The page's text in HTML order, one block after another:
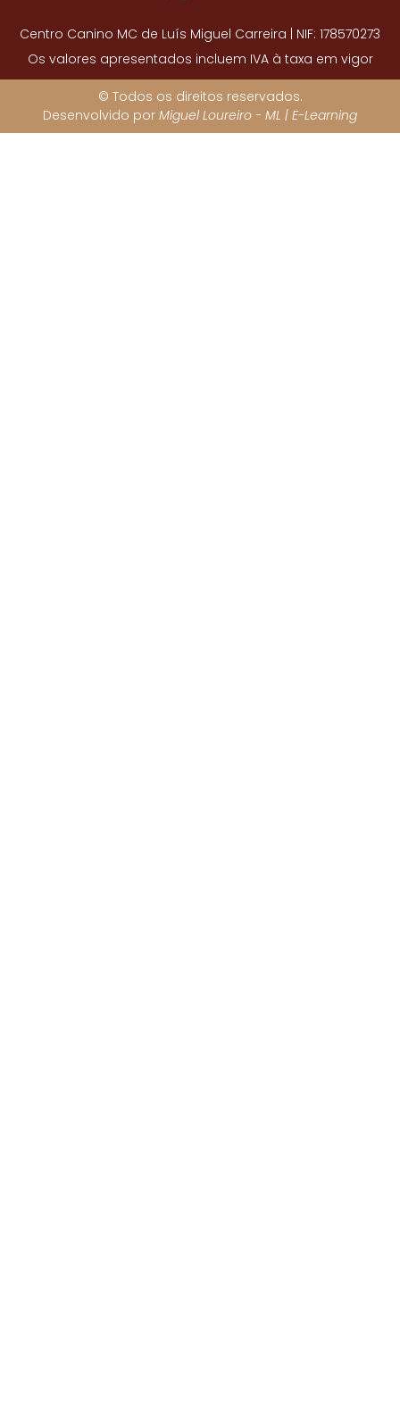
Centro Canino MC de Luís Miguel Carreira | NIF: 178570273
Os valores apresentados incluem IVA à taxa em vigor
© Todos os direitos reservados.
Desenvolvido por Miguel Loureiro - ML | E-Learning